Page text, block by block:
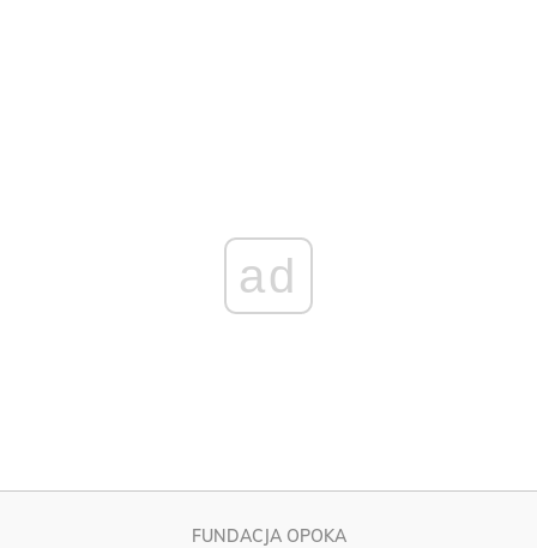
ad
FUNDACJA OPOKA